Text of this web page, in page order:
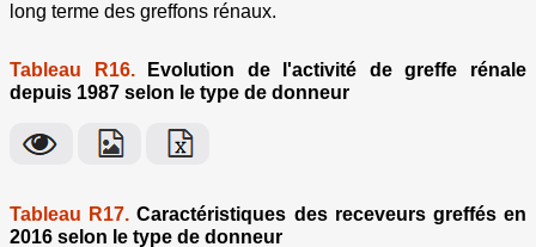
long terme des greffons rénaux.
Tableau R16.Evolution de l'activité de greffe rénale
depuis 1987 selon le type de donneur
Tableau R17. Caractéristiques des receveurs greffés en
2016 selon le type de donneur